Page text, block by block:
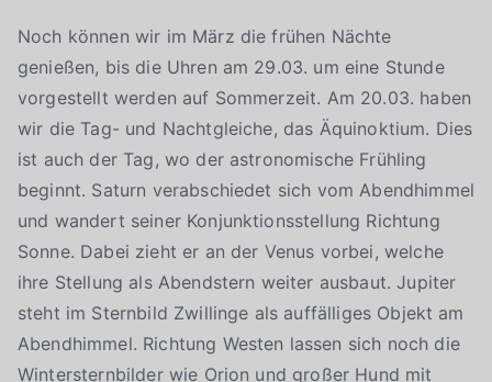
Noch können wir im März die frühen Nächte
genießen, bis die Uhren am 29.03. um eine Stunde
vorgestellt werden auf Sommerzeit. Am 20.03. haben
wir die Tag- und Nachtgleiche, das Äquinoktium. Dies
ist auch der Tag, wo der astronomische Frühling
beginnt. Saturn verabschiedet sich vom Abendhimmel
und wandert seiner Konjunktionsstellung Richtung
Sonne. Dabei zieht er an der Venus vorbei, welche
ihre Stellung als Abendstern weiter ausbaut. Jupiter
steht im Sternbild Zwillinge als auffälliges Objekt am
Abendhimmel. Richtung Westen lassen sich noch die
Wintersternbilder wie Orion und großer Hund mit